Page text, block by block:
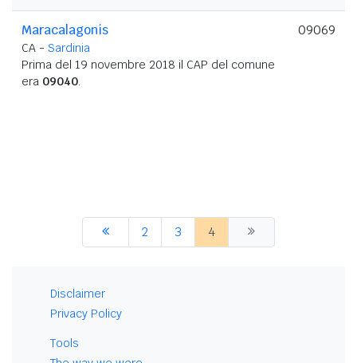
Maracalagonis
CA - Sardinia
Prima del 19 novembre 2018 il CAP del comune
era 09040.
09069
2 3 4
Disclaimer
Privacy Policy
Tools